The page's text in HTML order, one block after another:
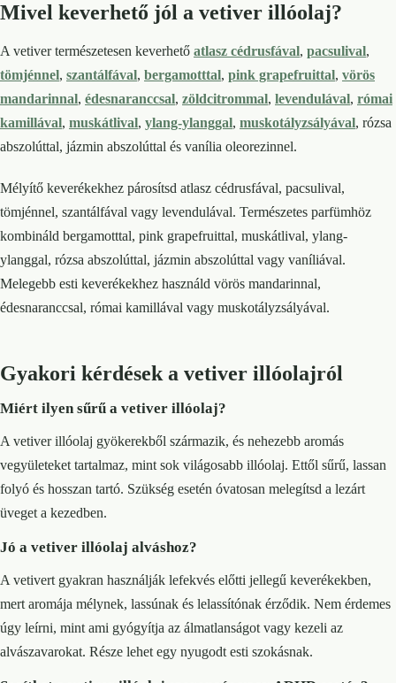
Mivel keverhető jól a vetiver illóolaj?
A vetiver természetesen keverhető atlasz cédrusfával, pacsulival,
tömjénnel, szantálfával, bergamotttal, pink grapefruittal, vörös
mandarinnal, édesnaranccsal, zöldcitrommal, levendulával, római
kamillával, muskátlival, ylang-ylanggal, muskotályzsályával, rózsa
abszolúttal, jázmin abszolúttal és vanília oleorezinnel.
Mélyítő keverékekhez párosítsd atlasz cédrusfával, pacsulival,
tömjénnel, szantálfával vagy levendulával. Természetes parfümhöz
kombináld bergamotttal, pink grapefruittal, muskátlival, ylang-
ylanggal, rózsa abszolúttal, jázmin abszolúttal vagy vaníliával.
Melegebb esti keverékekhez használd vörös mandarinnal,
édesnaranccsal, római kamillával vagy muskotályzsályával.
Gyakori kérdések a vetiver illóolajról
Miért ilyen sűrű a vetiver illóolaj?
A vetiver illóolaj gyökerekből származik, és nehezebb aromás
vegyületeket tartalmaz, mint sok világosabb illóolaj. Ettől sűrű, lassan
folyó és hosszan tartó. Szükség esetén óvatosan melegítsd a lezárt
üveget a kezedben.
Jó a vetiver illóolaj alváshoz?
A vetivert gyakran használják lefekvés előtti jellegű keverékekben,
mert aromája mélynek, lassúnak és lelassítónak érződik. Nem érdemes
úgy leírni, mint ami gyógyítja az álmatlanságot vagy kezeli az
alvászavarokat. Része lehet egy nyugodt esti szokásnak.